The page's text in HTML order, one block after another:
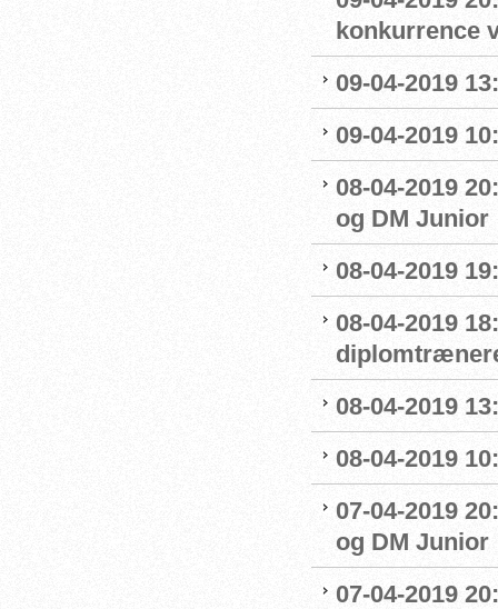
konkurrence
09-04-2019
09-04-2019
08-04-2019
og DM Junior
08-04-2019
08-04-2019
08-04-2019
08-04-2019
07-04-2019
og DM Junior
07-04-2019